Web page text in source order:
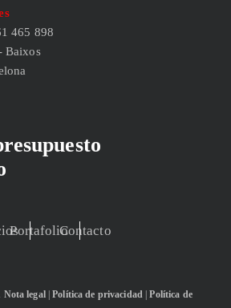
465 898
Baixos
PortafolioContacto
Nota legal|Política de privacidad |Política de